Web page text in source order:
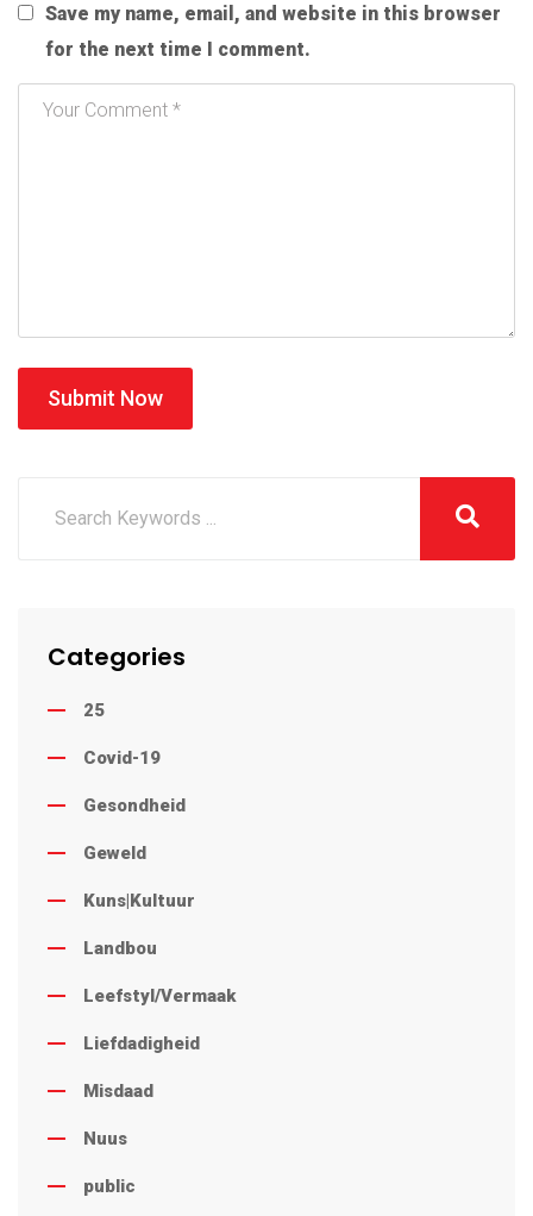
Save my name, email, and website in this browser
for the next time I comment.
Submit Now
Categories
25
Covid-19
Gesondheid
Geweld
Kuns|Kultuur
Landbou
Leefstyl/Vermaak
Liefdadigheid
Misdaad
Nuus
public